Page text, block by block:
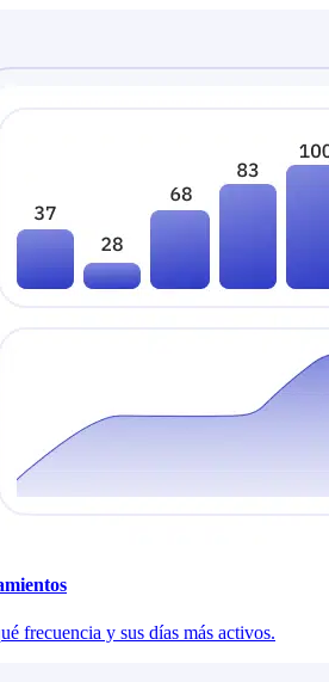
frecuencia y sus días más activos.